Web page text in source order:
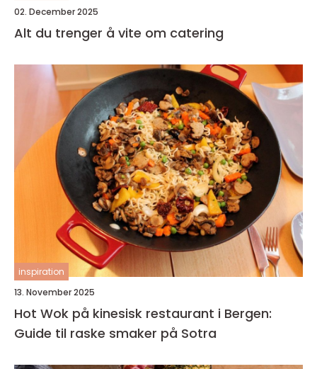
02. December 2025
Alt du trenger å vite om catering
inspiration
13. November 2025
Hot Wok på kinesisk restaurant i Bergen:
Guide til raske smaker på Sotra